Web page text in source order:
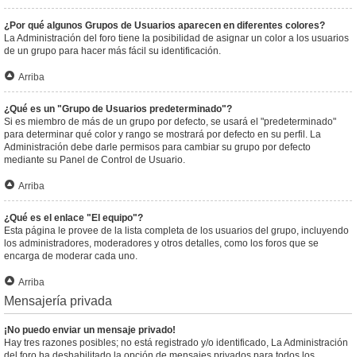
¿Por qué algunos Grupos de Usuarios aparecen en diferentes colores?
La Administración del foro tiene la posibilidad de asignar un color a los usuarios
de un grupo para hacer más fácil su identificación.
Arriba
¿Qué es un "Grupo de Usuarios predeterminado"?
Si es miembro de más de un grupo por defecto, se usará el "predeterminado"
para determinar qué color y rango se mostrará por defecto en su perfil. La
Administración debe darle permisos para cambiar su grupo por defecto
mediante su Panel de Control de Usuario.
Arriba
¿Qué es el enlace "El equipo"?
Esta página le provee de la lista completa de los usuarios del grupo, incluyendo
los administradores, moderadores y otros detalles, como los foros que se
encarga de moderar cada uno.
Arriba
Mensajería privada
¡No puedo enviar un mensaje privado!
Hay tres razones posibles; no está registrado y/o identificado, La Administración